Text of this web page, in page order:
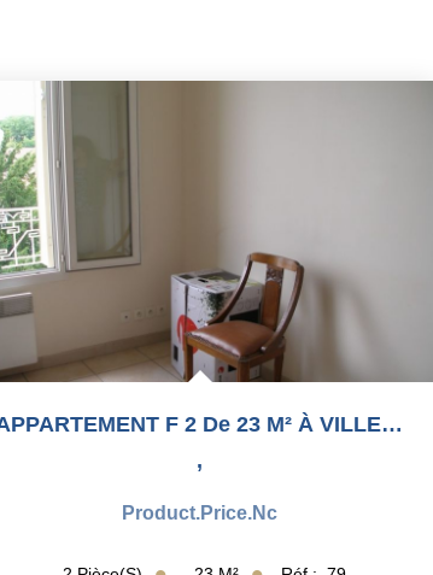
APPARTEMENT F 2 De 23 M² À VILLENEUVE LE ROI 94 (secteur...
,
Product.price.nc